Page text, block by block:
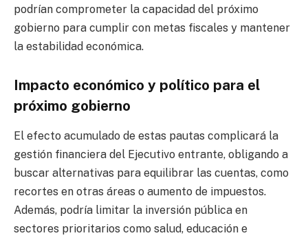
podrían comprometer la capacidad del próximo
gobierno para cumplir con metas fiscales y mantener
la estabilidad económica.
Impacto económico y político para el
próximo gobierno
El efecto acumulado de estas pautas complicará la
gestión financiera del Ejecutivo entrante, obligando a
buscar alternativas para equilibrar las cuentas, como
recortes en otras áreas o aumento de impuestos.
Además, podría limitar la inversión pública en
sectores prioritarios como salud, educación e